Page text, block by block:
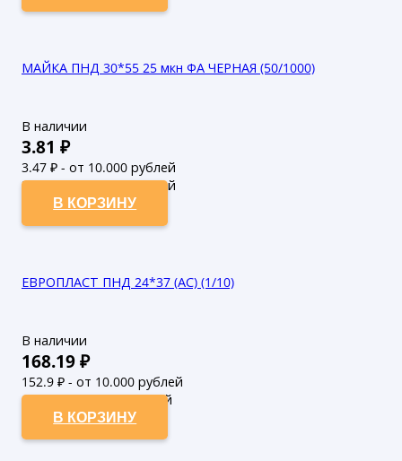
МАЙКА ПНД 30*55 25 мкн ФА ЧЕРНАЯ (50/1000)
В наличии
3.81 ₽
3.47 ₽ - от 10.000 рублей
3.15₽ - от 50.000 рублей
В КОРЗИНУ
ЕВРОПЛАСТ ПНД 24*37 (АС) (1/10)
В наличии
168.19₽
152.9 ₽ - от 10.000 рублей
139₽ - от 50.000 рублей
В КОРЗИНУ